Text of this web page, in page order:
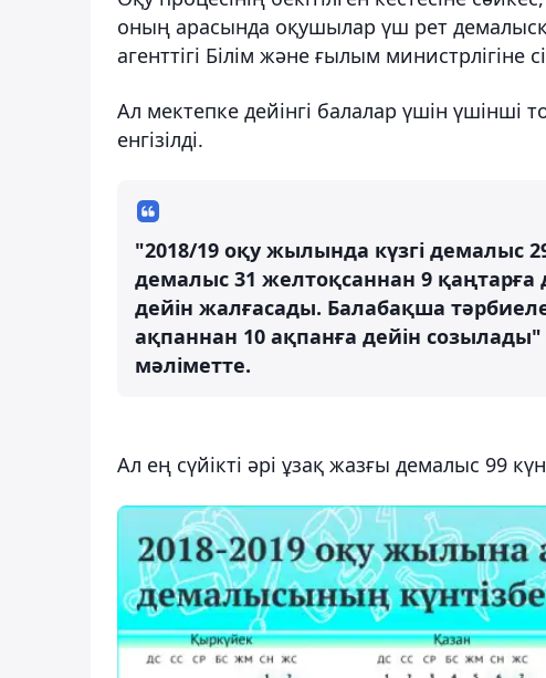
оның арасында оқушылар үш рет
агенттігі Білім және ғылым министрлігіне
Ал мектепке дейінгі балалар үшін үшінші
енгізілді.
"2018/19 оқу жылында күзгі демалыс
демалыс 31 желтоқсаннан 9 қаңтарға
дейін жалғасады. Балабақша
ақпаннан 10 ақпанға дейін созылады"
мәліметте.
Ал ең сүйікті әрі ұзақ жазғы демалыс 99